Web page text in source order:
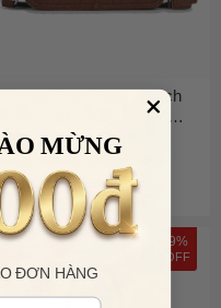
Đeo Chéo Nam Coach
Wyatt Crossbody Bag In
Leather CDP87
Nâu
đ
5.500.000 đ
9%
OFF
MỪNG
ĐƠN HÀNG